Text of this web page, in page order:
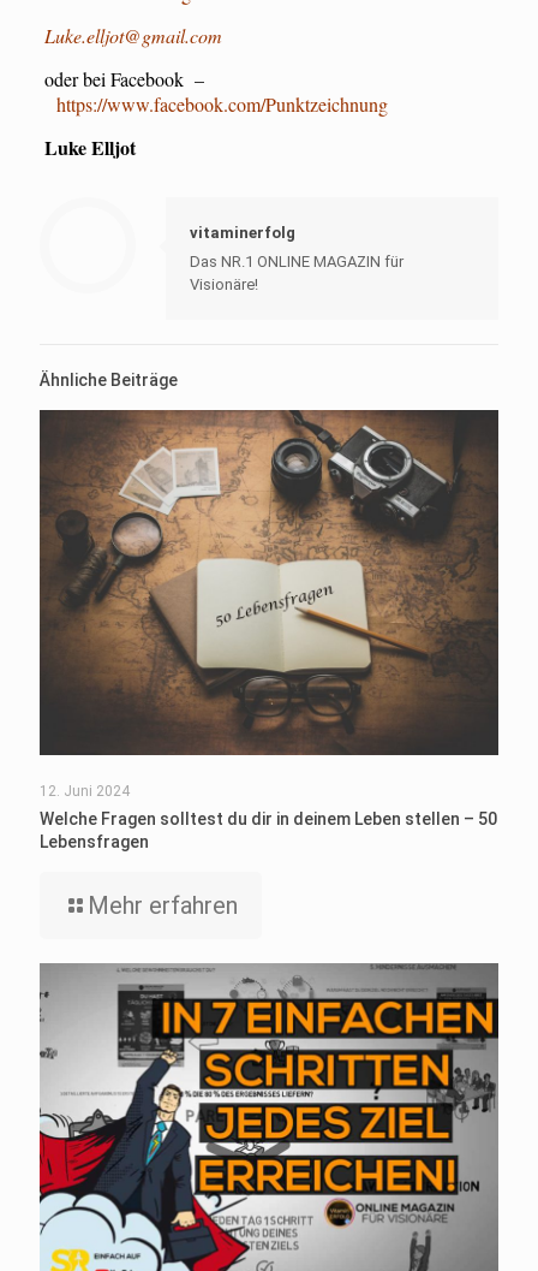
Luke.elljot@gmail.com
oder bei Facebook –
https://www.facebook.com/Punktzeichnung
Luke Elljot
vitaminerfolg
Das NR.1 ONLINE MAGAZIN für
Visionäre!
Ähnliche Beiträge
12. Juni 2024
Welche Fragen solltest du dir in deinem Leben stellen – 50
Lebensfragen
Mehr erfahren